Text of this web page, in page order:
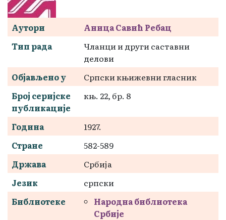
Аутори
Аница Савић Ребац
Тип рада
Чланци и други саставни
делови
Објављено у
Српски књижевни гласник
Број серијске
публикације
књ. 22, бр. 8
Година
1927.
Стране
582-589
Држава
Србија
Језик
српски
Библиотеке
Народна библиотека
Србије